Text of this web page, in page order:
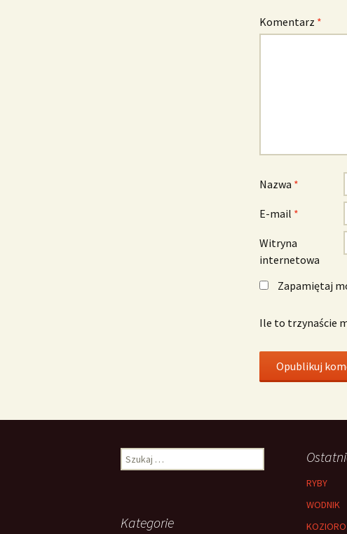
Komentarz *
Nazwa *
E-mail *
Witryna
internetowa
Zapamiętaj
Ile to trzynaście
Szukaj:
RYBY
WODNIK
Kategorie